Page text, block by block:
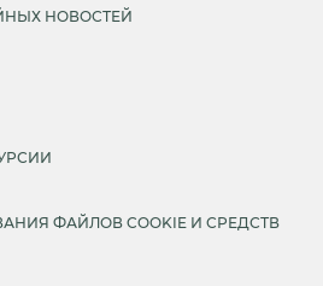
НОВОСТЕЙ
ФАЙЛОВ COOKIE И СРЕДСТВ